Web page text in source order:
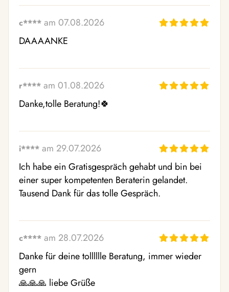
c**** am 07.08.2026
DAAAANKE
r**** am 01.08.2026
Danke,tolle Beratung!🍀
i**** am 29.07.2026
Ich habe ein Gratisgespräch gehabt und bin bei
einer super kompetenten Beraterin gelandet.
Tausend Dank für das tolle Gespräch.
c**** am 28.07.2026
Danke für deine tolllllle Beratung, immer wieder
gern
🙏🙏🙏 liebe Grüße